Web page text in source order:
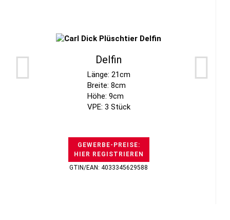
Delfin
Länge: 21cm
Breite: 8cm
Höhe: 9cm
VPE: 3 Stück
GEWERBE-PREISE:
HIER REGISTRIEREN
GTIN/EAN: 4033345629588